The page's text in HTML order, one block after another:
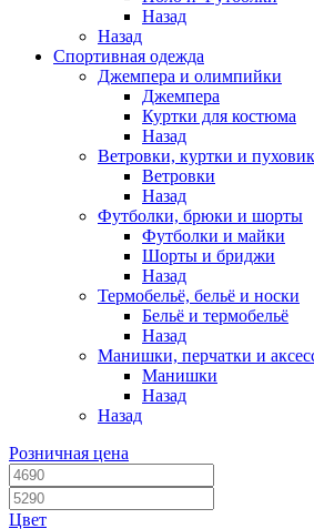
Назад
Назад
Спортивная одежда
Джемпера и олимпийки
Джемпера
Куртки для костюма
Назад
Ветровки, куртки и
Ветровки
Назад
Футболки, брюки и шорты
Футболки и майки
Шорты и бриджи
Назад
Термобельё, бельё и носки
Бельё и термобельё
Назад
Манишки, перчатки и
Манишки
Назад
Назад
Розничная цена
Цвет